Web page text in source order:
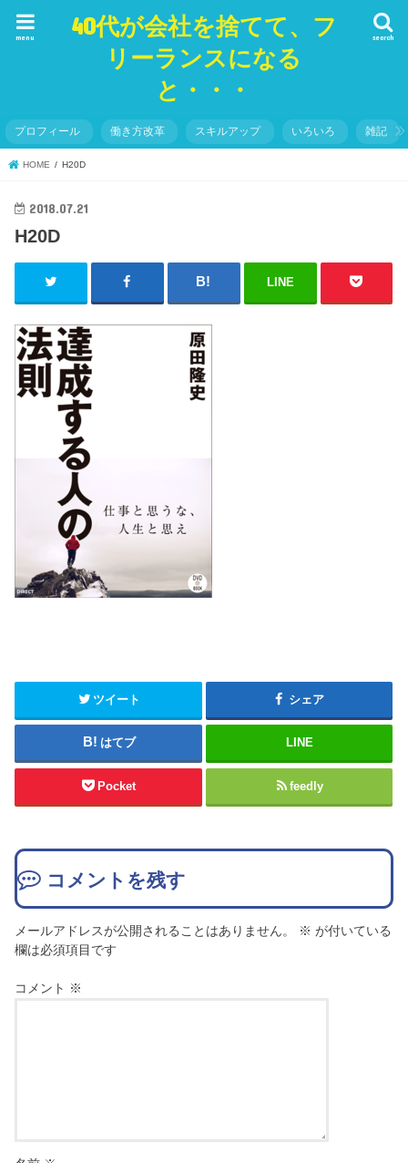
40代が会社を捨てて、フ
リーランスになる
と・・・
search
menu
プロフィール 働き方改革 スキルアップ いろいろ 雑記
HOME H20D
2018.07.21
H20D
LINE
ツイート シェア
はてブ LINE
Pocket feedly
コメントを残す
メールアドレスが公開されることはありません。 ※ が付いている
欄は必須項目です
コメント ※